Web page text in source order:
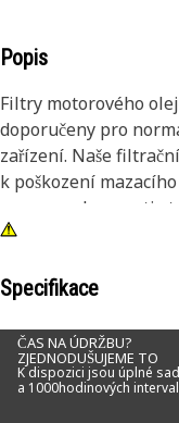
Popis
Filtry motorového
doporučeny pro
zařízení. Naše
k poškození
provozuschopnosti
společností jako
vedení skelných
ohýbání záhybů
přes médium, čímž
znečišťujících látek.
Specifikace
ČAS NA ÚDRŽBU?
ZJEDNODUŠUJEME TO
K dispozici jsou úplné
a 1000hodinových